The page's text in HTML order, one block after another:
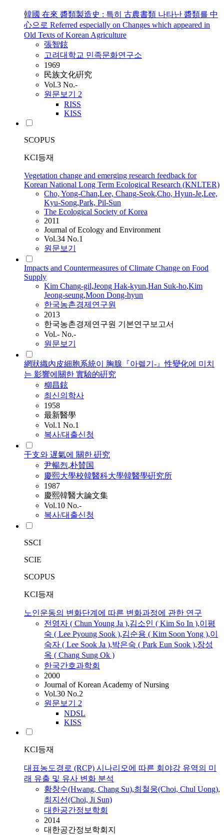
韓國 在來 醬類製造史 : 특히 古農書類 나타난 醬類를 中
心으로 Referred especially on Changes which appeared in
Old Texts of Korean Agriculture
張智鉉
고려대학교 민족문화연구소
1969
民族文化硏究
Vol.3 No.-
원문보기 2
RISS
KISS
SCOPUS
KCI등재
Vegetation change and emerging research feedback for
Korean National Long Term Ecological Research (KNLTER)
Cho, Yong-Chan,Lee, Chang-Seok,Cho, Hyun-Je,Lee,
Kyu-Song,Park, Pil-Sun
The Ecological Society of Korea
2011
Journal of Ecology and Environment
Vol.34 No.1
원문보기
Impacts and Countermeasures of Climate Change on Food
Supply
Kim Chang-gil,Jeong Hak-kyun,Han Suk-ho,Kim
Jeong-seung,Moon Dong-hyun
한국농촌경제연구원
2013
한국농촌경제연구원 기본연구보고서
Vol.- No.-
원문보기
網狀織內皮細胞系統이 胸腺『아렐기-』性變化에 미치
는 影響에關한 實驗的硏究
柳昌鉉
최신의학사
1958
最新醫學
Vol.1 No.1
복사/대출신청
干支와 遅氣에 關한 硏究
尹暢烈,朴賛国
慶熙大學校韓醫科大學韓醫學硏究所
1987
慶熙韓醫大論文集
Vol.10 No.-
복사/대출신청
SSCI
SCIE
SCOPUS
KCI등재
노인운동의 변화단계에 따른 변화과정에 관한 연구
전영자 ( Chun Young Ja ),김소인 ( Kim So In ),이평
숙 ( Lee Pyoung Sook ),김순용 ( Kim Soon Yong ),이
숙자 ( Lee Sook Ja ),박은숙 ( Park Eun Sook ),장성
옥 ( Chang Sung Ok )
한국간호과학회
2000
Journal of Korean Academy of Nursing
Vol.30 No.2
원문보기 2
NDSL
KISS
KCI등재
대표농도경로 (RCP) 시나리오에 따른 회야강 유역의 미
래 유출 및 유사 변화 분석
황창수(Hwang, Chang Su),최철웅(Choi, Chul Uong),
최지선(Choi, Ji Sun)
대한공간정보학회
2014
대한공간정보학회지